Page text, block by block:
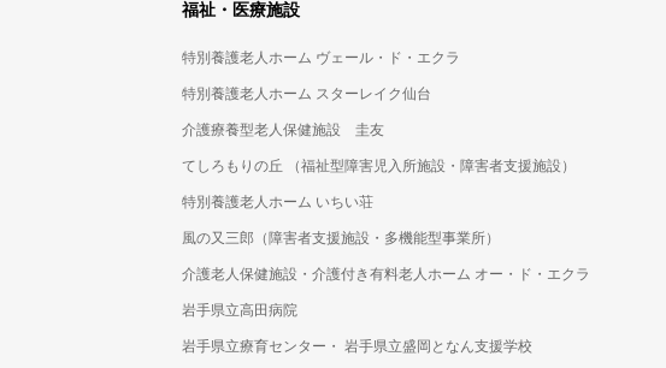
福祉・医療施設
特別養護老人ホーム ヴェール・ド・エクラ
特別養護老人ホーム スターレイク仙台
介護療養型老人保健施設 圭友
てしろもりの丘 （福祉型障害児入所施設・障害者支援施設）
特別養護老人ホーム いちい荘
風の又三郎（障害者支援施設・多機能型事業所）
介護老人保健施設・介護付き有料老人ホーム オー・ド・エクラ
岩手県立高田病院
岩手県立療育センター・ 岩手県立盛岡となん支援学校